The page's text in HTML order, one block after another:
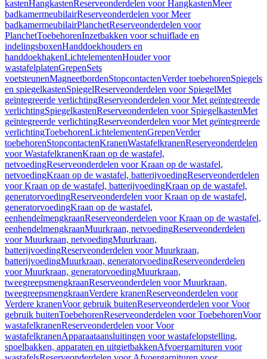
kastenHangkastenReserveonderdelen voor HangkastenMeer
badkamermeubilairReserveonderdelen voor Meer
badkamermeubilairPlanchetReserveonderdelen voor
PlanchetToebehorenInzetbakken voor schuiflade en
indelingsboxenHanddoekhouders en
handdoekhakenLichtelementenHouder voor
wastafelplatenGrepenSets
voetsteunenMagneetbordenStopcontactenVerder toebehorenSpiegels
en spiegelkastenSpiegelReserveonderdelen voor SpiegelMet
geïntegreerde verlichtingReserveonderdelen voor Met geïntegreerde
verlichtingSpiegelkastenReserveonderdelen voor SpiegelkastenMet
geïntegreerde verlichtingReserveonderdelen voor Met geïntegreerde
verlichtingToebehorenLichtelementenGrepenVerder
toebehorenStopcontactenKranenWastafelkranenReserveonderdelen
voor WastafelkranenKraan op de wastafel,
netvoedingReserveonderdelen voor Kraan op de wastafel,
netvoedingKraan op de wastafel, batterijvoedingReserveonderdelen
voor Kraan op de wastafel, batterijvoedingKraan op de wastafel,
generatorvoedingReserveonderdelen voor Kraan op de wastafel,
generatorvoedingKraan op de wastafel,
eenhendelmengkraanReserveonderdelen voor Kraan op de wastafel,
eenhendelmengkraanMuurkraan, netvoedingReserveonderdelen
voor Muurkraan, netvoedingMuurkraan,
batterijvoedingReserveonderdelen voor Muurkraan,
batterijvoedingMuurkraan, generatorvoedingReserveonderdelen
voor Muurkraan, generatorvoedingMuurkraan,
tweegreepsmengkraanReserveonderdelen voor Muurkraan,
tweegreepsmengkraanVerdere kranenReserveonderdelen voor
Verdere kranenVoor gebruik buitenReserveonderdelen voor Voor
gebruik buitenToebehorenReserveonderdelen voor ToebehorenVoor
wastafelkranenReserveonderdelen voor Voor
wastafelkranenApparaataansluitingen voor wastafelopstelling,
spoelbakken, apparaten en uitgietbakkenAfvoergarnituren voor